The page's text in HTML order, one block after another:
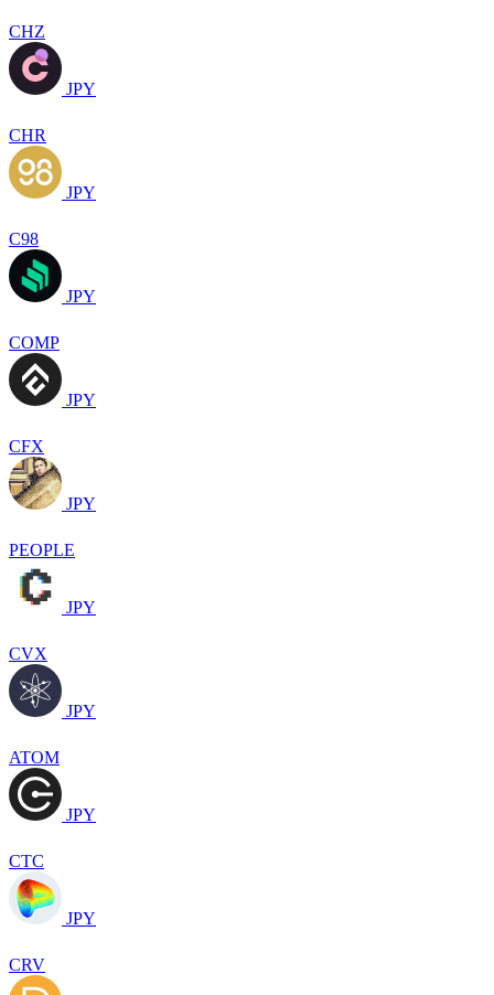
CHZ
JPY
CHR
JPY
C98
JPY
COMP
JPY
CFX
JPY
PEOPLE
JPY
CVX
JPY
ATOM
JPY
CTC
JPY
CRV